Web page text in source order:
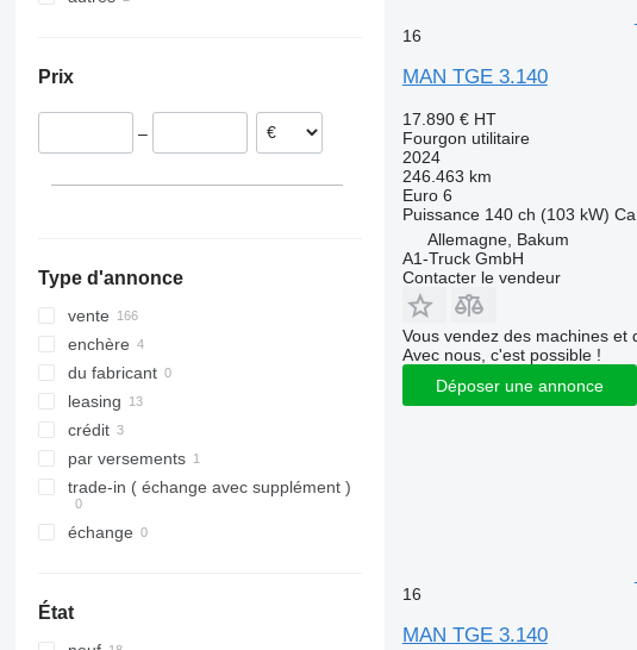
Belgique
Pologne
Prix
–
Type d'annonce
vente
enchère
du fabricant
leasing
crédit
par versements
trade-in ( échange avec supplément )
échange
État
16
MAN TGE 3.140
17.890 € HT
Fourgon utilitaire
2024
246.463 km
Euro 6
Puissance 140 ch (103 kW)
Allemagne, Bakum
A1-Truck GmbH
Contacter le vendeur
Vous vendez des machines et
Avec nous, c'est possible !
Déposer une annonce
16
MAN TGE 3.140